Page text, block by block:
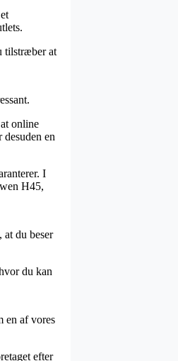
tilstræber at
online
en
I
H45,
du beser
du kan
en af vores
efter